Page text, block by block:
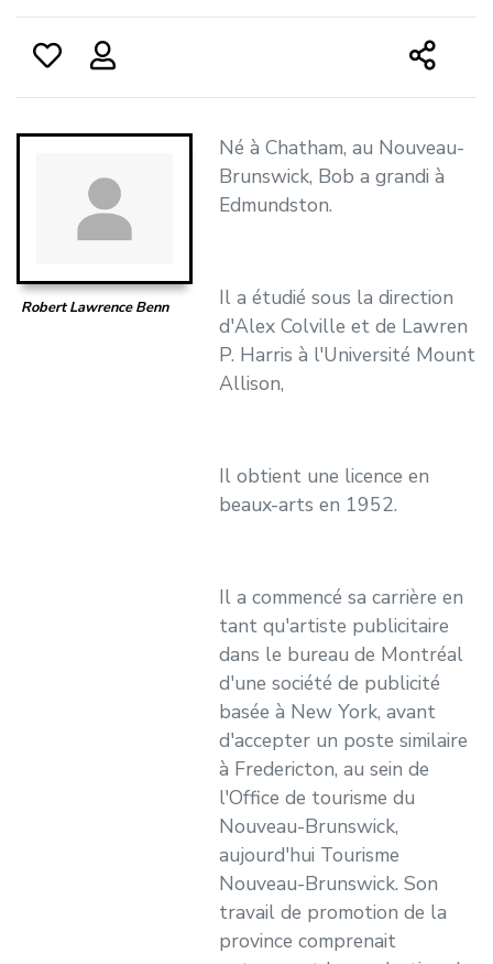
Robert Lawrence Benn
Né à Chatham, au Nouveau-
Brunswick, Bob a grandi à
Edmundston.
Il a étudié sous la direction
d'Alex Colville et de Lawren
P. Harris à l'Université Mount
Allison,
Il obtient une licence en
beaux-arts en 1952.
Il a commencé sa carrière en
tant qu'artiste publicitaire
dans le bureau de Montréal
d'une société de publicité
basée à New York, avant
d'accepter un poste similaire
à Fredericton, au sein de
l'Office de tourisme du
Nouveau-Brunswick,
aujourd'hui Tourisme
Nouveau-Brunswick. Son
travail de promotion de la
province comprenait